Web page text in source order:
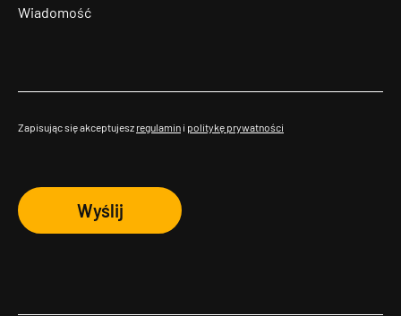
Zapisując się akceptujesz regulamin i politykę prywatności
Wyślij